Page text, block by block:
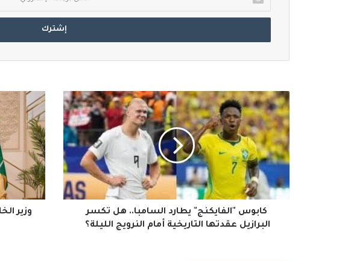
بريدك
الإلكتروني
كابوس
"الفايكنج"
يطارد
السامبا..
هل
تكسر
البرازيل
عقدتها
التاريخية
النرويج
كابوس "الفايكنج" يطارد السامبا.. هل تكسر
البرازيل عقدتها التاريخية أمام النرويج الليلة؟
وزير
الخارجية
السعودي
يبحث
مع
نظيره
البحريني
مستجدات
الأوضاع
الإقليمية
وزير